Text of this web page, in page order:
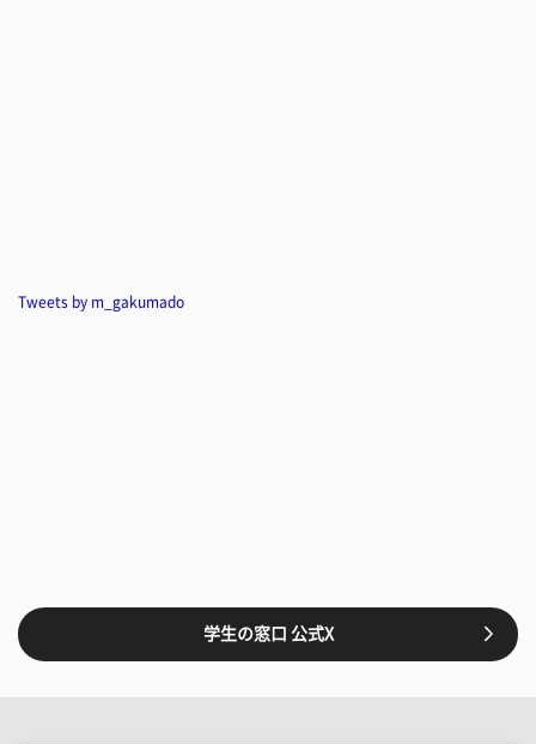
Tweets by m_gakumado
学生の窓口 公式X